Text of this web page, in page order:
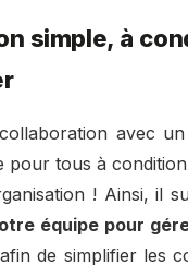
simple, à
avec
pour tous à
! Ainsi, il
équipe pour
de simplifier les